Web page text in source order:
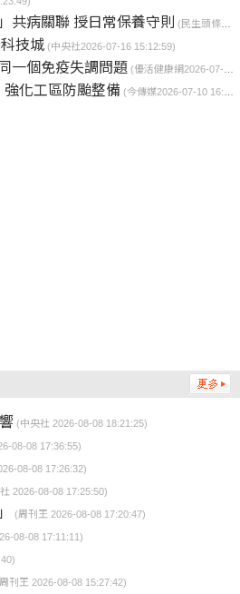
共病關聯 授日常保養守則 (民生頭條2026-07-16 15:38:11)
技城 (中央社2026-07-16 15:12:59)
一個免疫失調問題 (優活健康網2026-07-16 14:55:00)
化工區防颱整備 (今傳媒2026-07-10 16:48:58)
(中央社 2026-08-08 18:21:25)
08-08 17:36:55)
08-08 17:26:32)
2026-08-08 17:25:50)
(周刊王 2026-08-08 17:20:47)
08-08 17:11:11)
刊王 2026-08-08 15:27:42)